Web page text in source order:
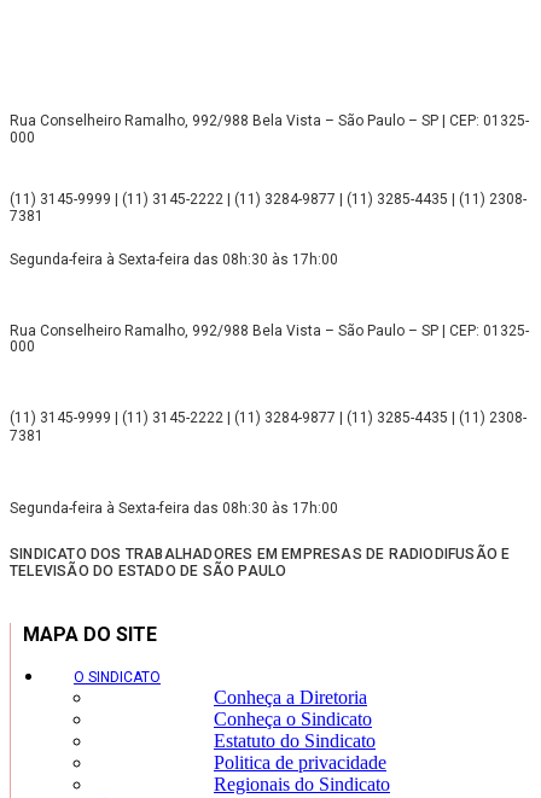
Rua Conselheiro Ramalho, 992/988 Bela Vista – São Paulo – SP | CEP: 01325-
000
(11) 3145-9999 | (11) 3145-2222 | (11) 3284-9877 | (11) 3285-4435 | (11) 2308-
7381
Segunda-feira à Sexta-feira das 08h:30 às 17h:00
Rua Conselheiro Ramalho, 992/988 Bela Vista – São Paulo – SP | CEP: 01325-
000
(11) 3145-9999 | (11) 3145-2222 | (11) 3284-9877 | (11) 3285-4435 | (11) 2308-
7381
Segunda-feira à Sexta-feira das 08h:30 às 17h:00
SINDICATO DOS TRABALHADORES EM EMPRESAS DE RADIODIFUSÃO E
TELEVISÃO DO ESTADO DE SÃO PAULO
MAPA DO SITE
O SINDICATO
Conheça a Diretoria
Conheça o Sindicato
Estatuto do Sindicato
Politica de privacidade
Regionais do Sindicato